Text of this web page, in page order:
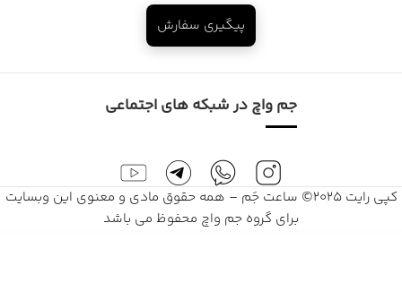
پیگیری سفارش
جم واچ در شبکه های اجتماعی
کپی رایت 2025© ساعت جَم – همه حقوق مادی و معنوی این وبسایت
برای گروه جم واچ محفوظ می باشد